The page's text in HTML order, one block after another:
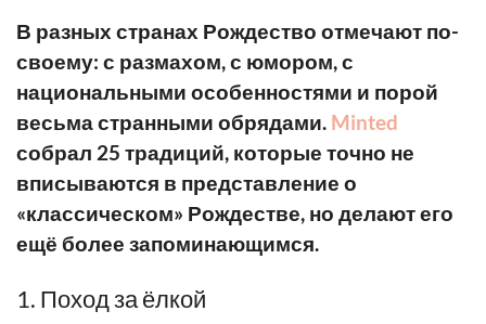
В разных странах Рождество отмечают по-
своему: с размахом, с юмором, с
национальными особенностями и порой
весьма странными обрядами. Minted
собрал 25 традиций, которые точно не
вписываются в представление о
«классическом» Рождестве, но делают его
ещё более запоминающимся.
1. Поход за ёлкой